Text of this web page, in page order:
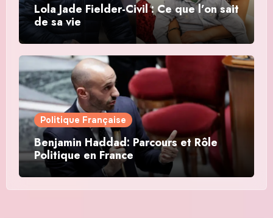
Lola Jade Fielder-Civil : Ce que l’on sait
de sa vie
Politique Française
Benjamin Haddad: Parcours et Rôle
Politique en France